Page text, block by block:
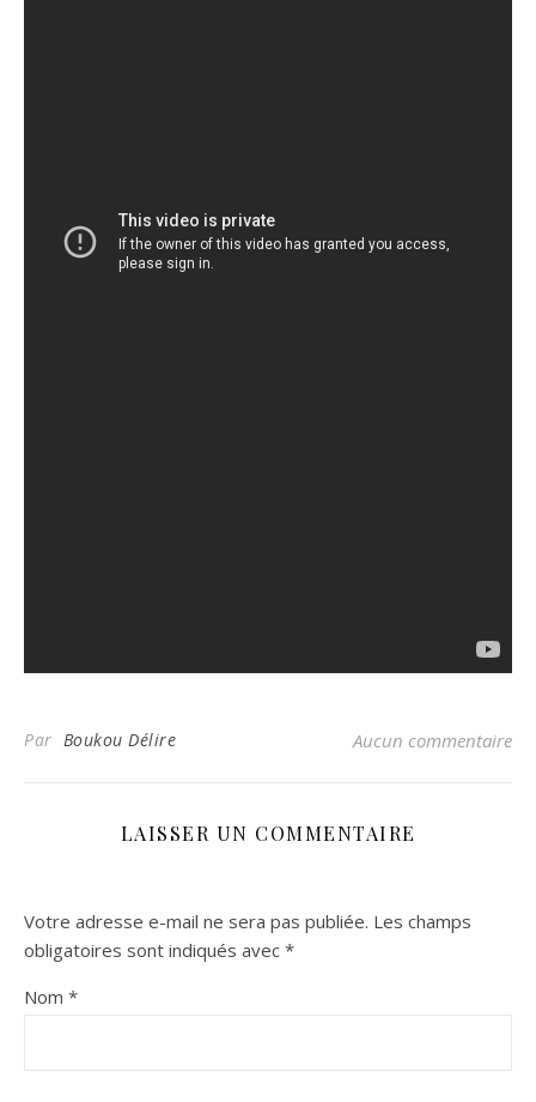
Par Boukou Délire Aucun commentaire
LAISSER UN COMMENTAIRE
Votre adresse e-mail ne sera pas publiée. Les champs
obligatoires sont indiqués avec *
Nom *